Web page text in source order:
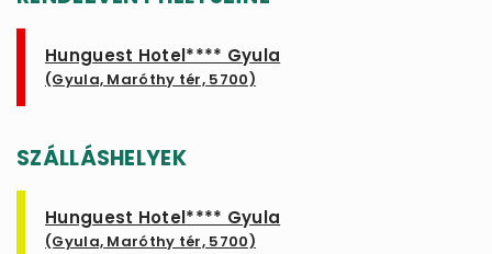
Hunguest Hotel**** Gyula
(Gyula, Maróthy tér, 5700)
SZÁLLÁSHELYEK
Hunguest Hotel**** Gyula
(Gyula, Maróthy tér, 5700)